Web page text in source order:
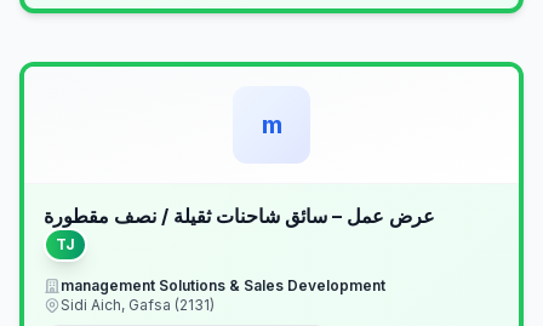
m
عرض عمل – سائق شاحنات ثقيلة / نصف مقطورة
TJ
management Solutions & Sales Development
Sidi Aich, Gafsa (2131)